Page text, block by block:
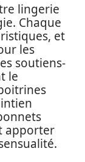
lingerie
Chaque
et
les
soutiens-
le
apporter